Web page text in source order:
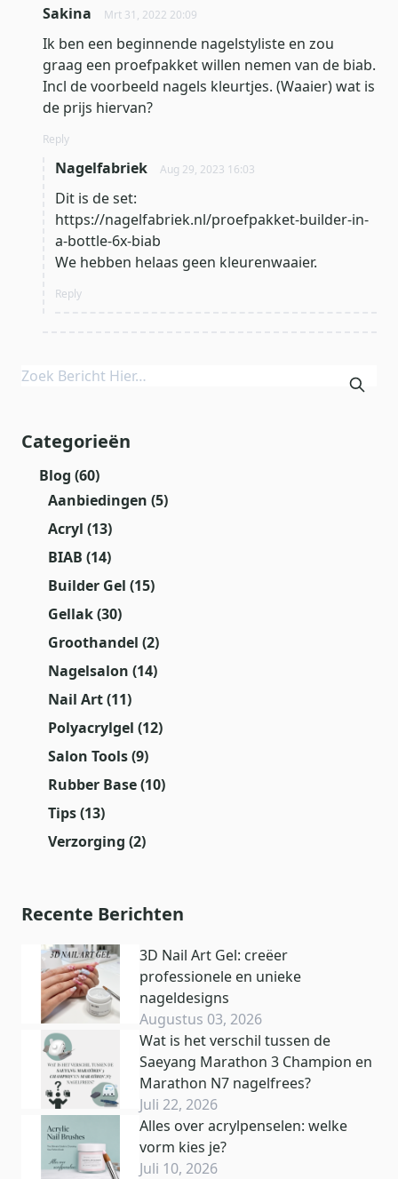
Sakina Mrt 31, 2022 20:09
Ik ben een beginnende nagelstyliste en zou
graag een proefpakket willen nemen van de biab.
Incl de voorbeeld nagels kleurtjes. (Waaier) wat is
de prijs hiervan?
Reply
Nagelfabriek Aug 29, 2023 16:03
Dit is de set:
https://nagelfabriek.nl/proefpakket-builder-in-
a-bottle-6x-biab
We hebben helaas geen kleurenwaaier.
Reply
Categorieën
Blog (60)
Aanbiedingen (5)
Acryl (13)
BIAB (14)
Builder Gel (15)
Gellak(30)
Groothandel (2)
Nagelsalon (14)
Nail Art(11)
Polyacrylgel (12)
Salon Tools(9)
Rubber Base(10)
Tips(13)
Verzorging (2)
Recente Berichten
3D Nail Art Gel: creëer
professionele en unieke
nageldesigns
Augustus 03, 2026
Wat is het verschil tussen de
Saeyang Marathon 3 Champion en
Marathon N7 nagelfrees?
Juli 22, 2026
Alles over acrylpenselen: welke
vorm kies je?
Juli 10, 2026